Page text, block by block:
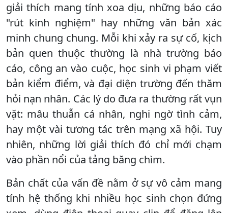
giải thích mang tính xoa dịu, những báo cáo
"rút kinh nghiệm" hay những văn bản xác
minh chung chung. Mỗi khi xảy ra sự cố, kịch
bản quen thuộc thường là nhà trường báo
cáo, công an vào cuộc, học sinh vi phạm viết
bản kiểm điểm, và đại diện trường đến thăm
hỏi nạn nhân. Các lý do đưa ra thường rất vụn
vặt: mâu thuẫn cá nhân, nghi ngờ tình cảm,
hay một vài tương tác trên mạng xã hội. Tuy
nhiên, những lời giải thích đó chỉ mới chạm
vào phần nổi của tảng băng chìm.
Bản chất của vấn đề nằm ở sự vô cảm mang
tính hệ thống khi nhiều học sinh chọn đứng